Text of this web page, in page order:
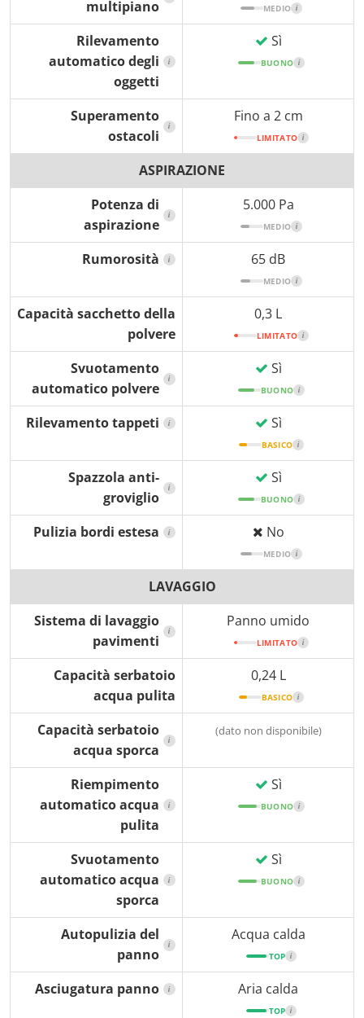
multipiano MEDIO i
Rilevamento
automatico degli
oggetti
i
Sì
BUONO i
Superamento
ostacoli
i
Fino a 2 cm
LIMITATO i
ASPIRAZIONE
Potenza di
aspirazione
i
5.000 Pa
MEDIO i
Rumorosità i 65 dB
MEDIO i
Capacità sacchetto della
polvere
0,3 L
LIMITATO i
Svuotamento
automatico polvere
i
Sì
BUONO i
Rilevamento tappeti i Sì
BASICO i
Spazzola anti-
groviglio
i
Sì
BUONO i
Pulizia bordi estesa i No
MEDIO i
LAVAGGIO
Sistema di lavaggio
pavimenti
i
Panno umido
LIMITATO i
Capacità serbatoio
acqua pulita
0,24 L
BASICO i
Capacità serbatoio
acqua sporca
i
(dato non disponibile)
Riempimento
automatico acqua
pulita
i
Sì
BUONO i
Svuotamento
automatico acqua
sporca
i
Sì
BUONO i
Autopulizia del
panno
i
Acqua calda
TOP i
Asciugatura panno i Aria calda
TOP i